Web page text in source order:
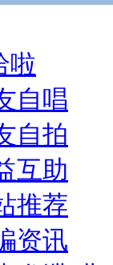
啦
自唱
自拍
互助
推荐
资讯